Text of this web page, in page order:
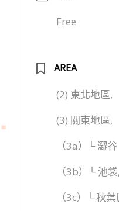
Free
AREA
(2) 東北地區,
(3) 關東地區,
（3a）└ 澀
（3b）└ 池袋,
（3c）└ 秋